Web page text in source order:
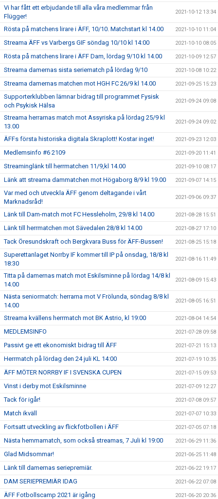
Vi har fått ett erbjudande till alla våra medlemmar från
Flügger!
2021-10-12 13:34
Rösta på matchens lirare i ÄFF, 10/10. Matchstart kl 14.00 2021-10-10 11:04
Streama ÄFF vs Varbergs GIF söndag 10/10 kl 14:00 2021-10-10 08:05
Rösta på matchens lirare i ÄFF Dam, lördag 9/10 kl 14.00 2021-10-09 12:57
Streama damernas sista seriematch på lördag 9/10 2021-10-08 10:22
Streama damernas matchen mot HGH FC 26/9 kl 14.00 2021-09-25 15:23
Supporterklubben lämnar bidrag till programmet Fysisk
och Psykisk Hälsa
2021-09-24 09:08
Streama herrarnas match mot Assyriska på lördag 25/9 kl
13.00
2021-09-24 09:02
ÄFFs första historiska digitala Skraplott! Kostar inget! 2021-09-23 12:03
Medlemsinfo #6 2109 2021-09-20 11:41
Streaminglänk till herrmatchen 11/9,kl 14.00 2021-09-10 08:17
Länk att streama dammatchen mot Högaborg 8/9 kl 19.00 2021-09-07 14:15
Var med och utveckla ÄFF genom deltagande i vårt
Marknadsråd!
2021-09-06 09:37
Länk till Dam-match mot FC Hessleholm, 29/8 kl 14.00 2021-08-28 15:51
Länk till herrmatchen mot Sävedalen 28/8 kl 14.00 2021-08-27 17:10
Tack Öresundskraft och Bergkvara Buss för ÄFF-Bussen! 2021-08-25 15:18
Superettanlaget Norrby IF kommer till IP på onsdag, 18/8 kl
18:30
2021-08-16 11:49
Titta på damernas match mot Eskilsminne på lördag 14/8 kl
14.00
2021-08-09 15:43
Nästa seniormatch: herrarna mot V Frölunda, söndag 8/8 kl
14.00
2021-08-05 16:51
Streama kvällens herrmatch mot BK Astrio, kl 19:00 2021-08-04 14:54
MEDLEMSINFO 2021-07-28 09:58
Passivt ge ett ekonomiskt bidrag till ÄFF 2021-07-21 15:13
Herrmatch på lördag den 24 juli KL 14:00 2021-07-19 10:35
ÄFF MÖTER NORRBY IF I SVENSKA CUPEN 2021-07-15 09:53
Vinst i derby mot Eskilsminne 2021-07-09 12:27
Tack för igår! 2021-07-08 09:57
Match ikväll 2021-07-07 10:33
Fortsatt utveckling av flickfotbollen i ÄFF 2021-07-05 07:18
Nästa hemmamatch, som också streamas, 7 Juli kl 19:00 2021-06-29 11:36
Glad Midsommar! 2021-06-25 11:48
Länk till damernas seriepremiär. 2021-06-22 19:17
DAM SERIEPREMIÄR IDAG 2021-06-22 07:08
ÄFF Fotbollscamp 2021 är igång 2021-06-20 20:36